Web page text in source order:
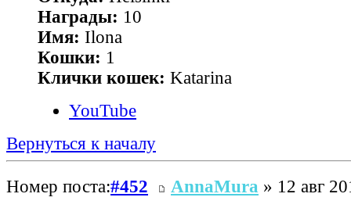
Награды: 10
Имя: Ilona
Кошки: 1
Клички кошек: Katarina
YouTube
Вернуться к началу
Номер поста:#452 AnnaMura » 12 авг